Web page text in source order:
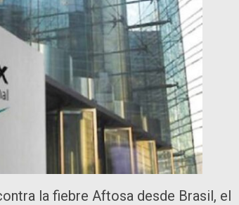
la fiebre Aftosa desde Brasil, el